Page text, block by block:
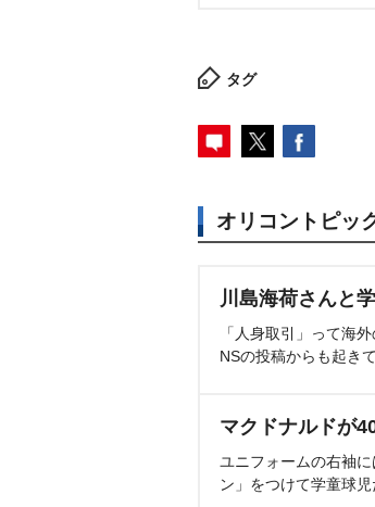
タグ
オリコントピッ
川島海荷さんと
「人身取引」って海
NSの投稿からも起き
マクドナルドが
ユニフォームの右袖
ン」をつけて学童球